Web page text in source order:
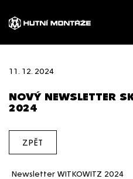
11. 12. 2024
NOVÝ NEWSLETTER
2024
ZPĚT
Newsletter WITKOWITZ 2024